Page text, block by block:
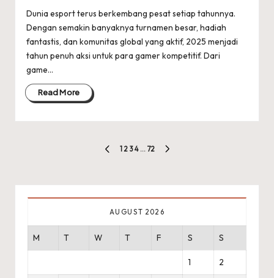
Dunia esport terus berkembang pesat setiap tahunnya.
Dengan semakin banyaknya turnamen besar, hadiah
fantastis, dan komunitas global yang aktif, 2025 menjadi
tahun penuh aksi untuk para gamer kompetitif. Dari
game…
Read More
PREVIOUS
1 2 3 4 … 72
AUGUST 2026
M T W T F S S
1 2